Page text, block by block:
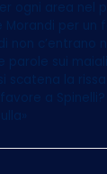
ogni area nel
Morandi per un
non c’entrano
parole sui
scatena la
a